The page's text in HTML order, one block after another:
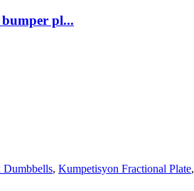
pl...
Dumbbells, Kumpetisyon Fractional Plate,